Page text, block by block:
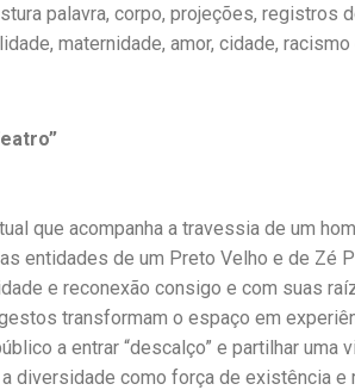
palavra, corpo, projeções, registros
maternidade, amor, cidade,
que acompanha a travessia de um
entidades de um Preto Velho e de Zé
e reconexão consigo e com suas
transformam o espaço em
a entrar “descalço” e partilhar uma
diversidade como força de existência e